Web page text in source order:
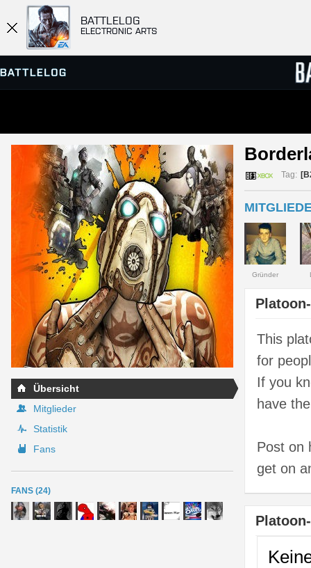
BATTLELOG
ELECTRONIC ARTS
SERVER-BROWSER
MATCHES
Übersicht
Mitglieder
Statistik
Fans
FANS (24)
Tag:
Gründer
This
for
If you
have
Post on
get on